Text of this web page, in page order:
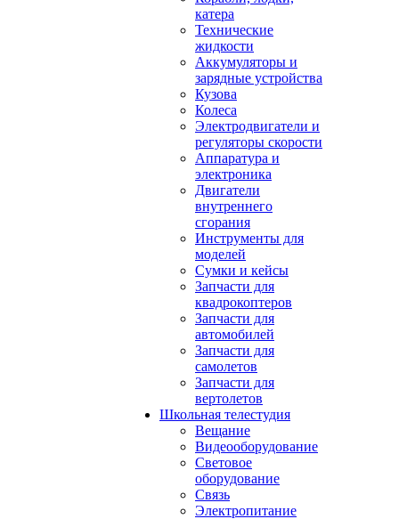
катера
Технические
жидкости
Аккумуляторы и
зарядные устройства
Кузова
Колеса
Электродвигатели и
регуляторы скорости
Аппаратура и
электроника
Двигатели
внутреннего
сгорания
Инструменты для
моделей
Сумки и кейсы
Запчасти для
квадрокоптеров
Запчасти для
автомобилей
Запчасти для
самолетов
Запчасти для
вертолетов
Школьная телестудия
Вещание
Видеооборудование
Световое
оборудование
Связь
Электропитание